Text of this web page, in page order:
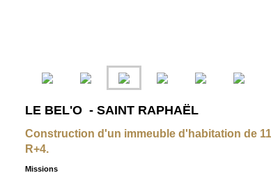
LE BEL'O - SAINT RAPHAËL
Construction d'un immeuble d'habitation de
R+4.
Missions